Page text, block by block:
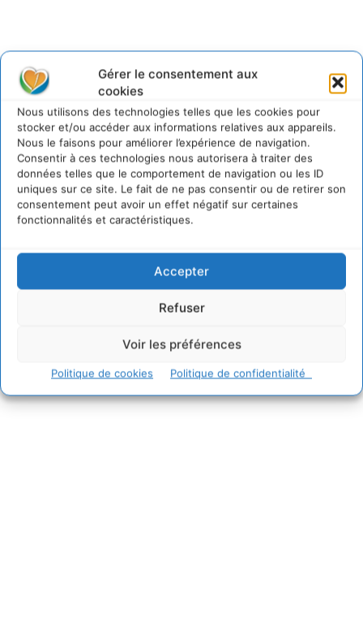
Gérer le consentement aux
cookies
Nous utilisons des technologies telles que les cookies pour
stocker et/ou accéder aux informations relatives aux appareils.
Nous le faisons pour améliorer l’expérience de navigation.
Consentir à ces technologies nous autorisera à traiter des
données telles que le comportement de navigation ou les ID
uniques sur ce site. Le fait de ne pas consentir ou de retirer son
consentement peut avoir un effet négatif sur certaines
fonctionnalités et caractéristiques.
Accepter
Refuser
Voir les préférences
Politique de cookies Politique de confidentialité
@cdurableinfo
Suiveurs
Suivre